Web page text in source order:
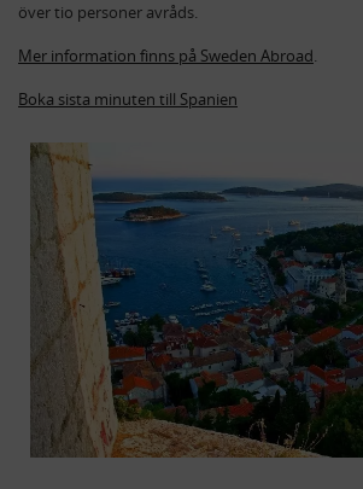
över tio personer avråds.
Mer information finns på Sweden Abroad
Boka sista minuten till Spanien